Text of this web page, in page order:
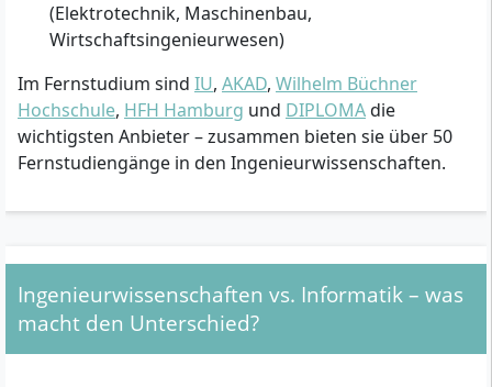
(Elektrotechnik, Maschinenbau,
Wirtschaftsingenieurwesen)
Im Fernstudium sind IU, AKAD, Wilhelm Büchner
Hochschule, HFH Hamburg und DIPLOMAdie
wichtigsten Anbieter – zusammen bieten sie über 50
Fernstudiengänge in den Ingenieurwissenschaften.
Ingenieurwissenschaften vs. Informatik – was
macht den Unterschied?